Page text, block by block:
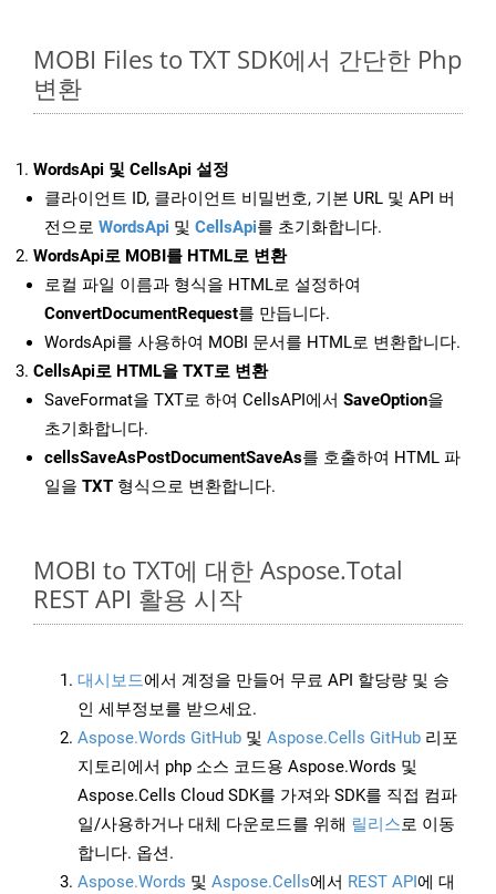
MOBI Files to TXT SDK에서 간단한 Php
변환
WordsApi 및 CellsApi 설정
클라이언트 ID, 클라이언트 비밀번호, 기본 URL 및 API 버
전으로 WordsApi 및 CellsApi를 초기화합니다.
WordsApi로 MOBI를 HTML로 변환
로컬 파일 이름과 형식을 HTML로 설정하여
ConvertDocumentRequest를 만듭니다.
WordsApi를 사용하여 MOBI 문서를 HTML로 변환합니다.
CellsApi로 HTML을 TXT로 변환
SaveFormat을 TXT로 하여 CellsAPI에서 SaveOption을
초기화합니다.
cellsSaveAsPostDocumentSaveAs를 호출하여 HTML 파
일을 TXT 형식으로 변환합니다.
MOBI to TXT에 대한 Aspose.Total
REST API 활용 시작
대시보드에서 계정을 만들어 무료 API 할당량 및 승
인 세부정보를 받으세요.
Aspose.Words GitHub 및 Aspose.Cells GitHub 리포
지토리에서 php 소스 코드용 Aspose.Words 및
Aspose.Cells Cloud SDK를 가져와 SDK를 직접 컴파
일/사용하거나 대체 다운로드를 위해 릴리스로 이동
합니다. 옵션.
Aspose.Words 및 Aspose.Cells에서 REST API에 대